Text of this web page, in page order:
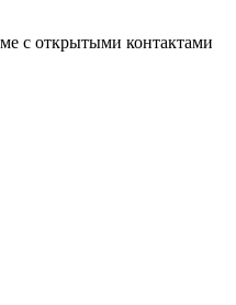
с открытыми контактами